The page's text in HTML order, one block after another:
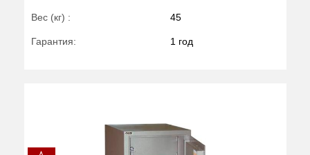
Вес (кг) : 45
Гарантия: 1 год